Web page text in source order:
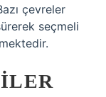
çevreler
seçmeli